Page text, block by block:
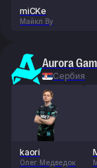
miCKe
Майкл Ву
Aurora
Сербия
kaori
Олег Медведок